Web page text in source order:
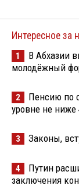
Интересное за
1
В Абхазии
молодёжный
2
Пенсию по
уровне не ниже
3 Законы,
4
Путин
заключения